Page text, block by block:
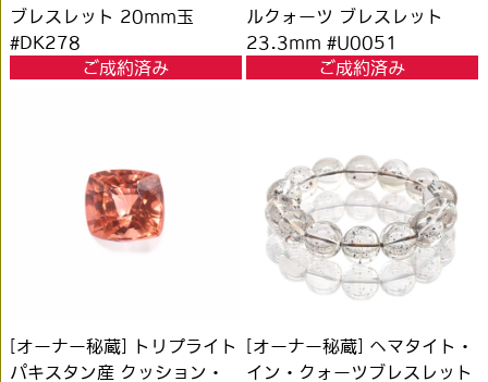
ブレスレット 20mm玉
#DK278
ご成約済み
ルクォーツ ブレスレット
23.3mm #U0051
ご成約済み
[オーナー秘蔵] トリプライト
パキスタン産 クッション・
[オーナー秘蔵] ヘマタイト・
イン・クォーツブレスレット